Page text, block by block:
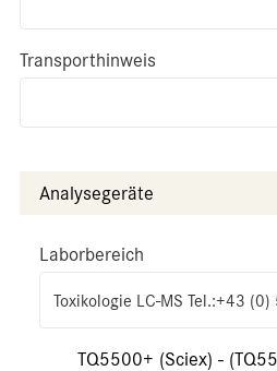
Transporthinweis
Analysegeräte
Laborbereich
Toxikologie LC-MS Tel.:+43
TQ5500+ (Sciex) -